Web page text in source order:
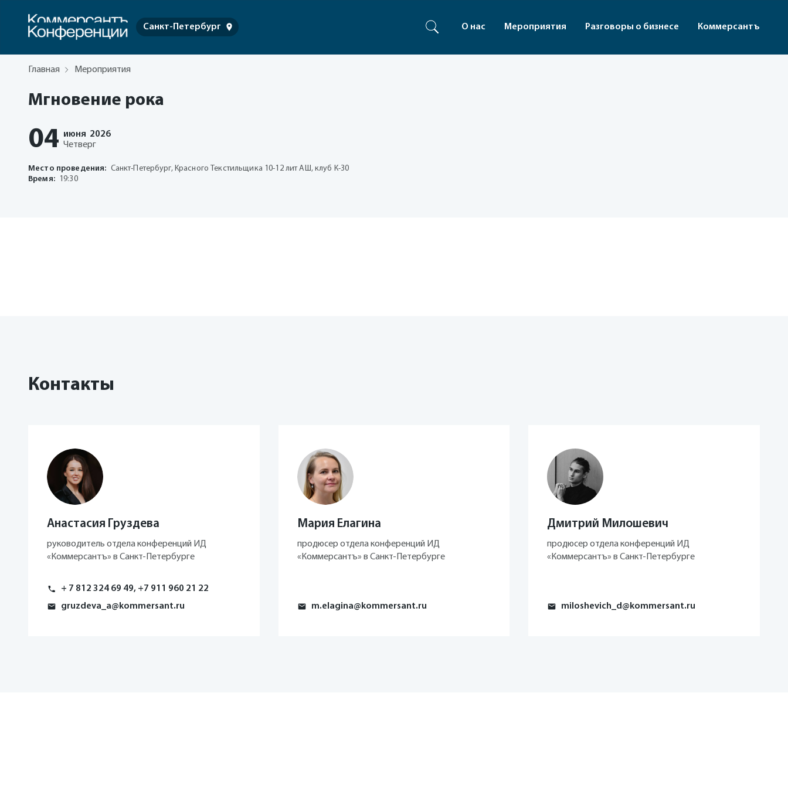
Санкт-Петербург О нас Мероприятия Разговоры о бизнесе Коммерсантъ
Главная Мероприятия
Мгновение рока
04 июня 2026
Четверг
Место проведения: Санкт-Петербург, Красного Текстильщика 10-12 лит АШ, клуб К-30
Время:
19:30
Контакты
Анастасия Груздева
руководитель отдела конференций ИД
«Коммерсантъ» в Санкт-Петербурге
+ 7 812 324 69 49, +7 911 960 21 22
gruzdeva_a@kommersant.ru
Мария Елагина
продюсер отдела конференций ИД
«Коммерсантъ» в Санкт-Петербурге
m.elagina@kommersant.ru
Дмитрий Милошевич
продюсер отдела конференций ИД
«Коммерсантъ» в Санкт-Петербурге
miloshevich_d@kommersant.ru